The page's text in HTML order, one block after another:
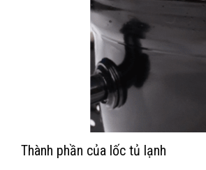
Thành phần của lốc tủ lạnh